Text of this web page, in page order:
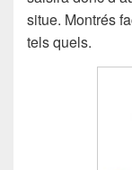
situe. Montrés
tels quels.